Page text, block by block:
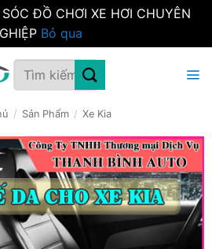
ĐỒ CHƠI XE HƠI CHUYÊN
Bỏ qua
Tìm
kiếm:
/ Sản Phẩm / Xe Kia